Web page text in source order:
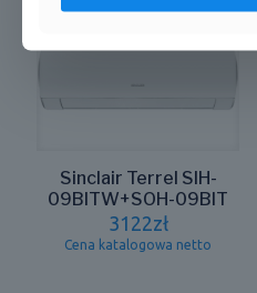
Sinclair Terrel SIH-
09BITW+SOH-09BIT
3122zł
Cena katalogowa netto